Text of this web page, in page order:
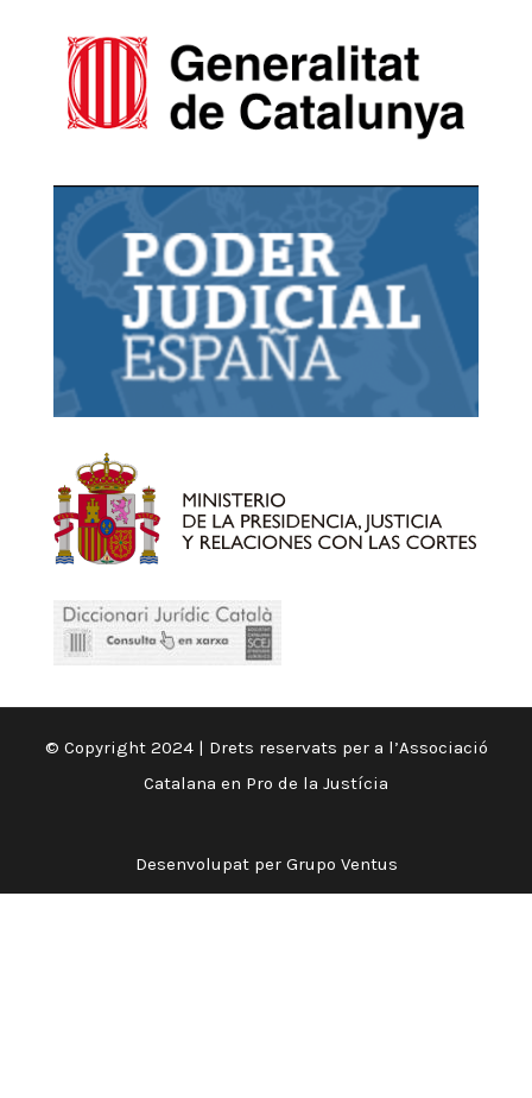
© Copyright 2024 | Drets reservats per a l’Associació
Catalana en Pro de la Justícia
Desenvolupat per Grupo Ventus